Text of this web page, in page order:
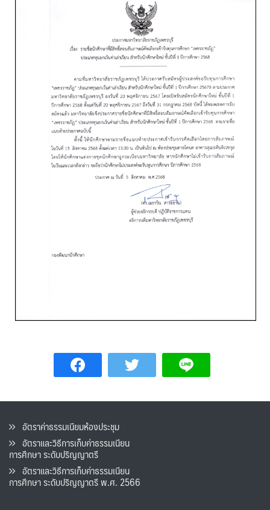
อัตราค่าธรรมเนียมห้องประชุม
อัตราและวิธีการเก็บค่าธรรมเนียน
การศึกษา ระดับปริญญาตรี
อัตราและวิธีการเก็บค่าธรรมเนียน
การศึกษา ระดับปริญญาตรี พ.ศ. 2566